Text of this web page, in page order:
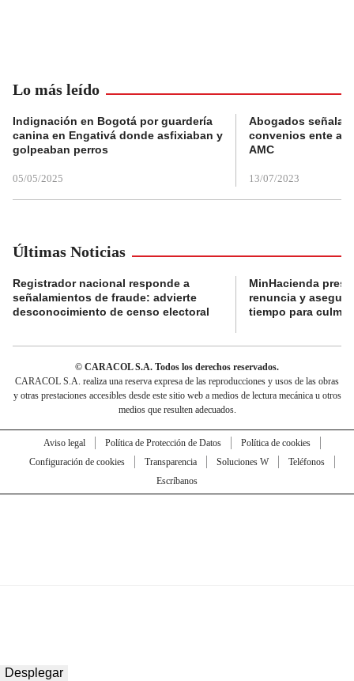
Lo más leído
Indignación en Bogotá por guardería
canina en Engativá donde asfixiaban y
golpeaban perros
05/05/2025
Abogados
convenios ente
AMC
13/07/2023
Últimas Noticias
Registrador nacional responde a
señalamientos de fraude: advierte
desconocimiento de censo electoral
MinHacienda
renuncia y
tiempo para
© CARACOL S.A. Todos los derechos reservados.
CARACOL S.A. realiza una reserva expresa de las reproducciones y usos de las obras
y otras prestaciones accesibles desde este sitio web a medios de lectura mecánica u otros
medios que resulten adecuados.
Aviso legal Política de Protección de Datos
Política de cookies
Configuración de cookies
Transparencia Soluciones W
Teléfonos
Escríbanos
Desplegar